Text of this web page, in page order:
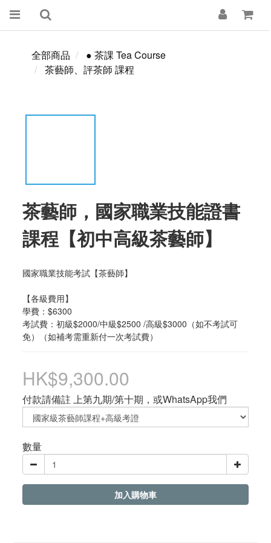
全部商品
● 茶課 Tea Course
茶藝師、評茶師 課程
茶藝師，國家職業技能證書
課程【初中高級茶藝師】
國家職業技能考試【茶藝師】
【各級費用】
學費：$6300
考試費：初級$2000/中級$2500 /高級$3000（如不考試可
免）（如補考需重新付一次考試費）
HK$9,300.00
付款請備註 上第九期/第十期，或WhatsApp我們
數量
加入購物車